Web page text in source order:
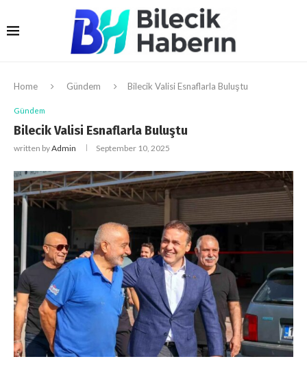
Home Gündem Bilecik Valisi Esnaflarla Buluştu
Gündem
Bilecik Valisi Esnaflarla Buluştu
written byAdmin September 10, 2025